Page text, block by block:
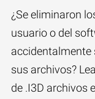
¿Se eliminaron
usuario o del
accidentalmente
sus archivos?
de .I3D archivos